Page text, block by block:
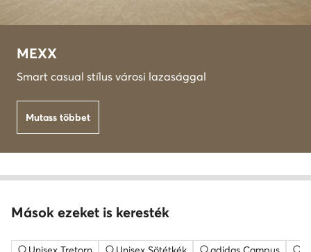
MEXX
Smart casual stílus városi lazasággal
Mutass többet
Mások ezeket is keresték